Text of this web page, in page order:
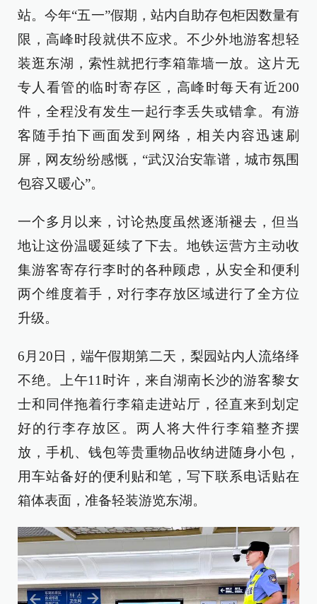
站。今年“五一”假期，站内自助存包柜因数量有
限，高峰时段就供不应求。不少外地游客想轻
装逛东湖，索性就把行李箱靠墙一放。这片无
专人看管的临时寄存区，高峰时每天有近200
件，全程没有发生一起行李丢失或错拿。有游
客随手拍下画面发到网络，相关内容迅速刷
屏，网友纷纷感慨，“武汉治安靠谱，城市氛围
包容又暖心”。
一个多月以来，讨论热度虽然逐渐褪去，但当
地让这份温暖延续了下去。地铁运营方主动收
集游客寄存行李时的各种顾虑，从安全和便利
两个维度着手，对行李存放区域进行了全方位
升级。
6月20日，端午假期第二天，梨园站内人流络绎
不绝。上午11时许，来自湖南长沙的游客黎女
士和同伴拖着行李箱走进站厅，径直来到划定
好的行李存放区。两人将大件行李箱整齐摆
放，手机、钱包等贵重物品收纳进随身小包，
用车站备好的便利贴和笔，写下联系电话贴在
箱体表面，准备轻装游览东湖。